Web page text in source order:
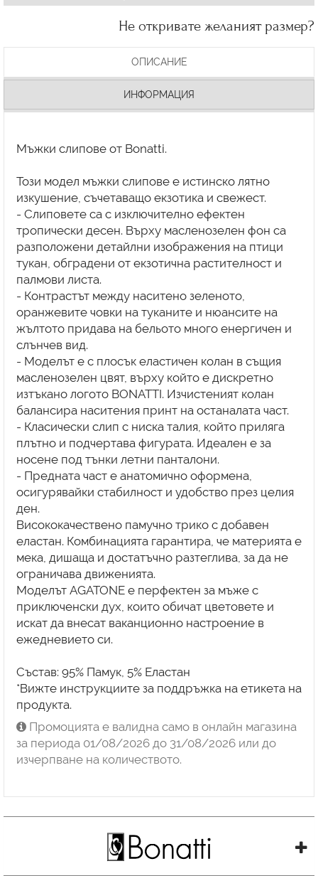
Не откривате желаният размер?
ОПИСАНИЕ
ИНФОРМАЦИЯ
Мъжки слипове от Bonatti.
Този модел мъжки слипове е истинско лятно
изкушение, съчетаващо екзотика и свежест.
- Слиповете са с изключително ефектен
тропически десен. Върху масленозелен фон са
разположени детайлни изображения на птици
тукан, обградени от екзотична растителност и
палмови листа.
- Контрастът между наситено зеленото,
оранжевите човки на туканите и нюансите на
жълтото придава на бельото много енергичен и
слънчев вид.
- Моделът е с плосък еластичен колан в същия
масленозелен цвят, върху който е дискретно
изтъкано логото BONATTI. Изчистеният колан
балансира наситения принт на останалата част.
- Класически слип с ниска талия, който приляга
плътно и подчертава фигурата. Идеален е за
носене под тънки летни панталони.
- Предната част е анатомично оформена,
осигурявайки стабилност и удобство през целия
ден.
Висококачествено памучно трико с добавен
еластан. Комбинацията гарантира, че материята е
мека, дишаща и достатъчно разтеглива, за да не
ограничава движенията.
Моделът AGATONE е перфектен за мъже с
приключенски дух, които обичат цветовете и
искат да внесат ваканционно настроение в
ежедневието си.
Състав: 95% Памук, 5% Еластан
*Вижте инструкциите за поддръжка на етикета на
продукта.
Промоцията е валидна само в онлайн магазина
за периода 01/08/2026 до 31/08/2026 или до
изчерпване на количеството.